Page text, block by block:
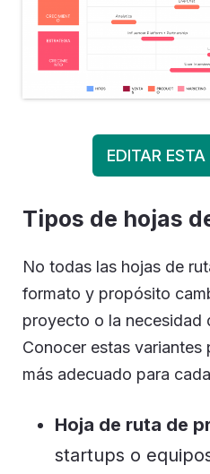
EDITAR
Tipos de hojas
No todas las hojas de
formato y propósito
proyecto o la necesidad
Conocer estas variantes
más adecuado para
Hoja de ruta de
startups o